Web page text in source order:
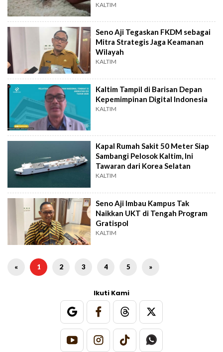
KALTIM
Seno Aji Tegaskan FKDM sebagai
Mitra Strategis Jaga Keamanan
Wilayah
KALTIM
Kaltim Tampil di Barisan Depan
Kepemimpinan Digital Indonesia
KALTIM
Kapal Rumah Sakit 50 Meter Siap
Sambangi Pelosok Kaltim, Ini
Tawaran dari Korea Selatan
KALTIM
Seno Aji Imbau Kampus Tak
Naikkan UKT di Tengah Program
Gratispol
KALTIM
« 1 2 3 4 5 »
Ikuti Kami